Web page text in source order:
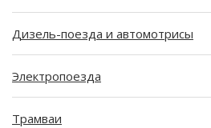
Дизель-поезда и автомотрисы
Электропоезда
Трамваи